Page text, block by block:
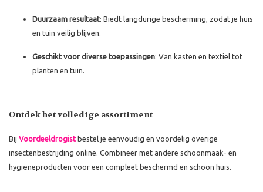
Duurzaam resultaat: Biedt langdurige bescherming, zodat je huis
en tuin veilig blijven.
Geschikt voor diverse toepassingen: Van kasten en textiel tot
planten en tuin.
Ontdek het volledige assortiment
Bij Voordeeldrogistbestel je eenvoudig en voordelig overige
insectenbestrijding online. Combineer met andere schoonmaak- en
hygiëneproducten voor een compleet beschermd en schoon huis.